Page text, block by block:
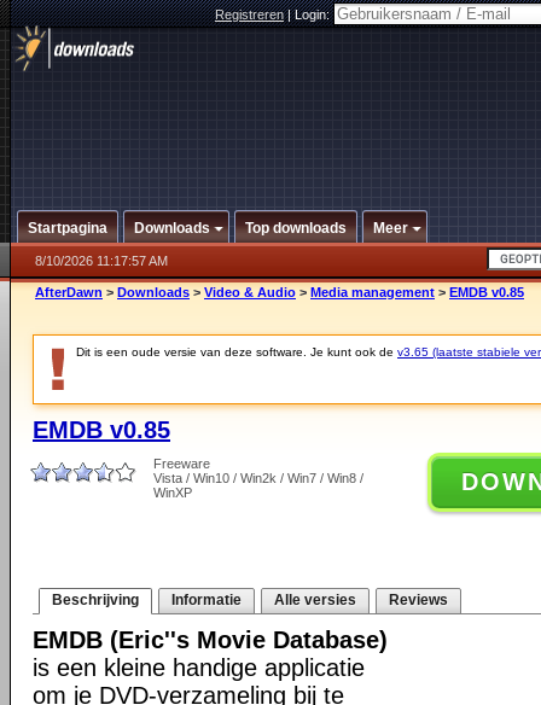
Registreren|Login:
Startpagina Downloads Top downloads Meer
8/10/2026 11:17:57 AM
AfterDawn > Downloads > Video & Audio > Media management > EMDB v0.85
Dit is een oude versie van deze software. Je kunt ook de v3.65 (laatste stabiele
EMDB v0.85
Freeware
Vista / Win10 / Win2k / Win7 / Win8 /
WinXP
Beschrijving Informatie Alle versies Reviews
EMDB (Eric''s Movie Database)
is een kleine handige applicatie
om je DVD-verzameling bij te